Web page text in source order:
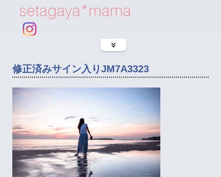
修正済みサイン入りJM7A3323